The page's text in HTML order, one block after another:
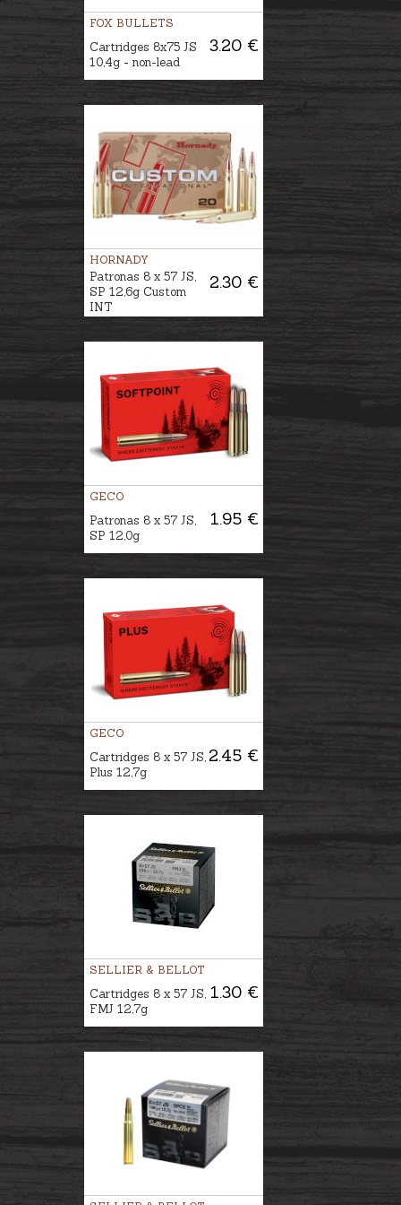
FOX BULLETS
3.20 €
Cartridges 8x75 JS
10,4g - non-lead
HORNADY
2.30 €
Patronas 8 x 57 JS,
SP 12,6g Custom
INT
GECO
1.95 €
Patronas 8 x 57 JS,
SP 12,0g
GECO
2.45 €
Cartridges 8 x 57 JS,
Plus 12,7g
SELLIER & BELLOT
1.30 €
Cartridges 8 x 57 JS,
FMJ 12,7g